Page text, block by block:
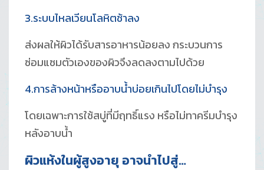
3.ระบบไหลเวียนโลหิตช้าลง
ส่งผลให้ผิวได้รับสารอาหารน้อยลง กระบวนการ
ซ่อมแซมตัวเองของผิวจึงลดลงตามไปด้วย
4.การล้างหน้าหรืออาบน้ำบ่อยเกินไปโดยไม่บำรุง
โดยเฉพาะการใช้สบู่ที่มีฤทธิ์แรง หรือไม่ทาครีมบำรุง
หลังอาบน้ำ
ผิวแห้งในผู้สูงอายุ อาจนำไปสู่…